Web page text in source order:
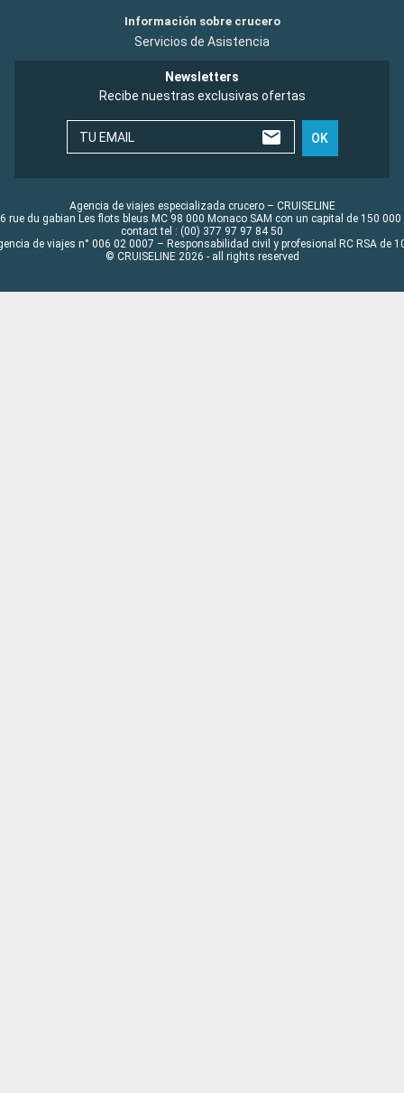
Información sobre crucero
Servicios de Asistencia
Newsletters
Recibe nuestras exclusivas ofertas
TU EMAIL OK
Agencia de viajes especializada crucero – CRUISELINE
rue du gabian Les flots bleus MC 98 000 Monaco SAM con un capital de 150 000
contact tel : (00) 377 97 97 84 50
de viajes n° 006 02 0007 – Responsabilidad civil y profesional RC RSA de
© CRUISELINE 2026 - all rights reserved